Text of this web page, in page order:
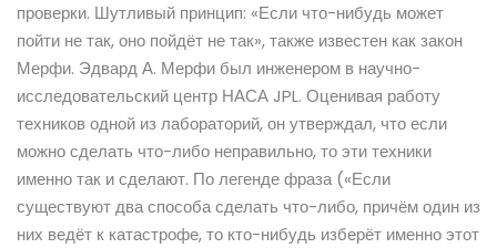
проверки. Шутливый принцип: «Если что-нибудь может
пойти не так, оно пойдёт не так», также известен как закон
Мерфи. Эдвард А. Мерфи был инженером в научно-
исследовательский центр НАСА JPL. Оценивая работу
техников одной из лабораторий, он утверждал, что если
можно сделать что-либо неправильно, то эти техники
именно так и сделают. По легенде фраза («Если
существуют два способа сделать что-либо, причём один из
них ведёт к катастрофе, то кто-нибудь изберёт именно этот